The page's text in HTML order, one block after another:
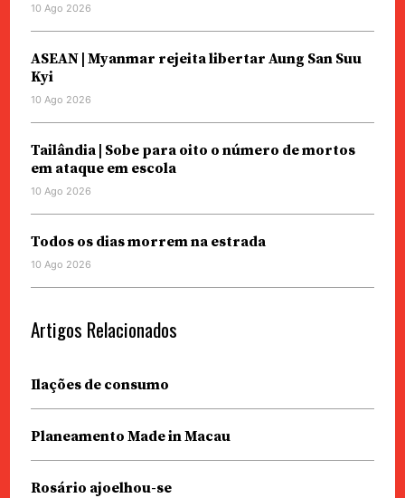
10 Ago 2026
ASEAN | Myanmar rejeita libertar Aung San Suu
Kyi
10 Ago 2026
Tailândia | Sobe para oito o número de mortos
em ataque em escola
10 Ago 2026
Todos os dias morrem na estrada
10 Ago 2026
Artigos Relacionados
Ilações de consumo
Planeamento Made in Macau
Rosário ajoelhou-se